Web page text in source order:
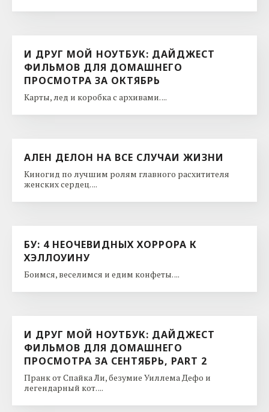
И ДРУГ МОЙ НОУТБУК: ДАЙДЖЕСТ
ФИЛЬМОВ ДЛЯ ДОМАШНЕГО
ПРОСМОТРА ЗА ОКТЯБРЬ
Карты, лед и коробка с архивами. ...
АЛЕН ДЕЛОН НА ВСЕ СЛУЧАИ ЖИЗНИ
Киногид по лучшим ролям главного расхитителя
женских сердец. ...
БУ: 4 НЕОЧЕВИДНЫХ ХОРРОРА К
ХЭЛЛОУИНУ
Боимся, веселимся и едим конфеты. ...
И ДРУГ МОЙ НОУТБУК: ДАЙДЖЕСТ
ФИЛЬМОВ ДЛЯ ДОМАШНЕГО
ПРОСМОТРА ЗА СЕНТЯБРЬ, PART 2
Пранк от Спайка Ли, безумие Уиллема Дефо и
легендарный кот. ...